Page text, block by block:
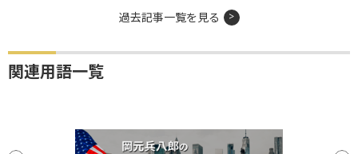
過去記事一覧を見る
関連用語一覧